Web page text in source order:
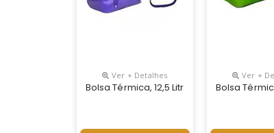
Ver + Detalhes
Bolsa Térmica, 12,5 Litros, Fechamento
Ver +
Bolsa